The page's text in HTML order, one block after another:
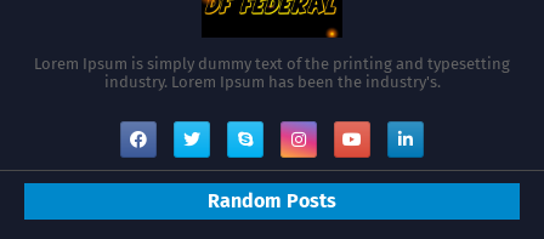
Lorem Ipsum is simply dummy text of the printing and typesetting
industry. Lorem Ipsum has been the industry's.
Random Posts